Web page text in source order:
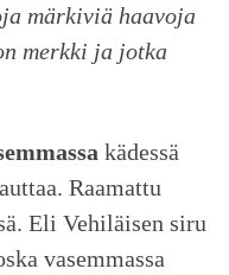
märkiviä haavoja
merkki ja jotka
kädessä
Raamattu
Eli Vehiläisen siru
vasemmassa